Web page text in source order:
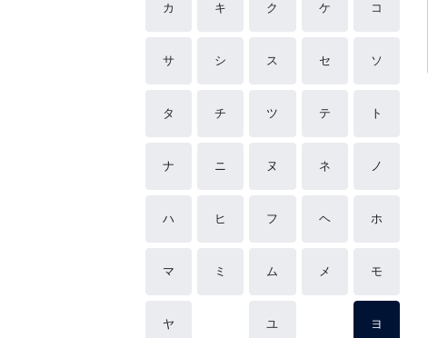
カ キ ク ケ コ
サ シ ス セ ソ
タ チ ツ テ ト
ナ ニ ヌ ネ ノ
ハ ヒ フ ヘ ホ
マ ミ ム メ モ
ヤ ユ ヨ